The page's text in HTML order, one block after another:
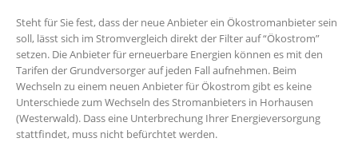
Steht für Sie fest, dass der neue Anbieter ein Ökostromanbieter sein
soll, lässt sich im Stromvergleich direkt der Filter auf “Ökostrom”
setzen. Die Anbieter für erneuerbare Energien können es mit den
Tarifen der Grundversorger auf jeden Fall aufnehmen. Beim
Wechseln zu einem neuen Anbieter für Ökostrom gibt es keine
Unterschiede zum Wechseln des Stromanbieters in Horhausen
(Westerwald). Dass eine Unterbrechung Ihrer Energieversorgung
stattfindet, muss nicht befürchtet werden.